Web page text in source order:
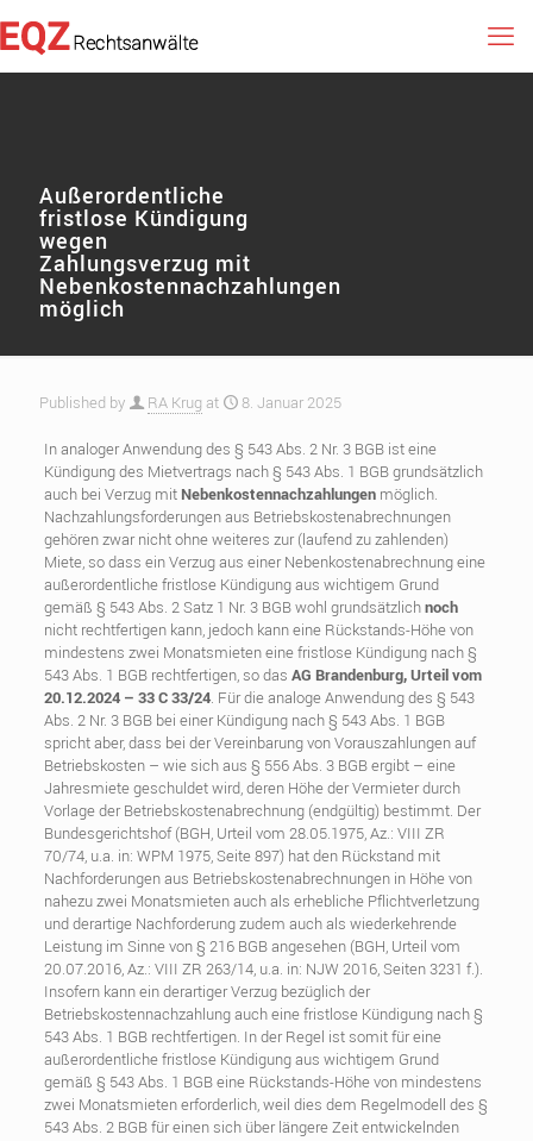
Außerordentliche
fristlose Kündigung
wegen
Zahlungsverzug mit
Nebenkostennachzahlungen
möglich
Published by RA Krug at 8. Januar 2025
In analoger Anwendung des § 543 Abs. 2 Nr. 3 BGB ist eine
Kündigung des Mietvertrags nach § 543 Abs. 1 BGB grundsätzlich
auch bei Verzug mit Nebenkostennachzahlungen möglich.
Nachzahlungsforderungen aus Betriebskostenabrechnungen
gehören zwar nicht ohne weiteres zur (laufend zu zahlenden)
Miete, so dass ein Verzug aus einer Nebenkostenabrechnung eine
außerordentliche fristlose Kündigung aus wichtigem Grund
gemäß § 543 Abs. 2 Satz 1 Nr. 3 BGB wohl grundsätzlichnoch
nicht rechtfertigen kann, jedoch kann eine Rückstands-Höhe von
mindestens zwei Monatsmieten eine fristlose Kündigung nach §
543 Abs. 1 BGB rechtfertigen, so das AG Brandenburg, Urteil vom
20.12.2024 – 33 C 33/24. Für die analoge Anwendung des § 543
Abs. 2 Nr. 3 BGB bei einer Kündigung nach § 543 Abs. 1 BGB
spricht aber, dass bei der Vereinbarung von Vorauszahlungen auf
Betriebskosten – wie sich aus § 556 Abs. 3 BGB ergibt – eine
Jahresmiete geschuldet wird, deren Höhe der Vermieter durch
Vorlage der Betriebskostenabrechnung (endgültig) bestimmt. Der
Bundesgerichtshof (BGH, Urteil vom 28.05.1975, Az.: VIII ZR
70/74, u.a. in: WPM 1975, Seite 897) hat den Rückstand mit
Nachforderungen aus Betriebskostenabrechnungen in Höhe von
nahezu zwei Monatsmieten auch als erhebliche Pflichtverletzung
und derartige Nachforderung zudem auch als wiederkehrende
Leistung im Sinne von § 216 BGB angesehen (BGH, Urteil vom
20.07.2016, Az.: VIII ZR 263/14, u.a. in: NJW 2016, Seiten 3231 f.).
Insofern kann ein derartiger Verzug bezüglich der
Betriebskostennachzahlung auch eine fristlose Kündigung nach §
543 Abs. 1 BGB rechtfertigen. In der Regel ist somit für eine
außerordentliche fristlose Kündigung aus wichtigem Grund
gemäß § 543 Abs. 1 BGB eine Rückstands-Höhe von mindestens
zwei Monatsmieten erforderlich, weil dies dem Regelmodell des §
543 Abs. 2 BGB für einen sich über längere Zeit entwickelnden